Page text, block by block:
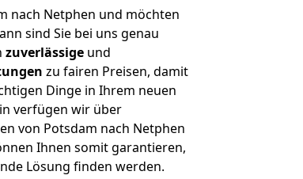
nach Netphen und möchten
sind Sie bei uns genau
zuverlässige und
zu fairen Preisen, damit
Dinge in Ihrem neuen
verfügen wir über
von Potsdam nach Netphen
Ihnen somit garantieren,
Lösung finden werden.